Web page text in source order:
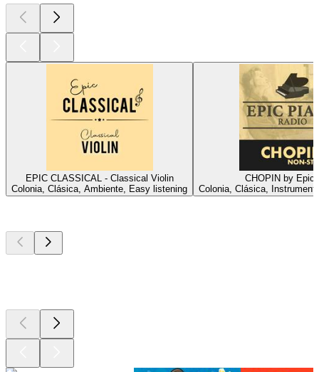
EPIC CLASSICAL - Classical Violin
Colonia, Clásica, Ambiente, Easy listening
CHOPIN by Epic
Colonia, Clásica,